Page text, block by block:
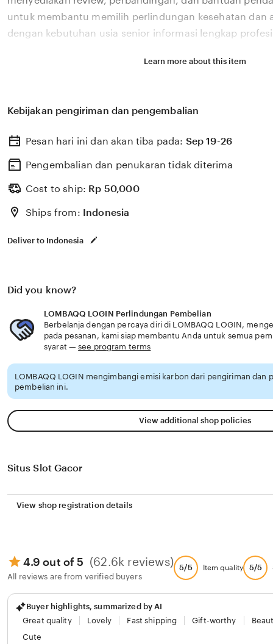
untuk membantu memilih perlindungan kesehatan dan
dengan kebutuhan usia senior informasi lengkap
Situs LOMBAQQ LOGIN layanan cepat premium
dengan kebutuhan usia senior informasi lengkap
Learn more about this item
Kebijakan pengiriman dan pengembalian
Pesan hari ini dan akan tiba pada: Sep 19-26
Pengembalian dan penukaran tidak diterima
Cost to ship: Rp 50,000
Ships from: Indonesia
Deliver to Indonesia
Did you know?
LOMBAQQ LOGIN Perlindungan Pembelian
Berbelanja dengan percaya diri di LOMBAQQ LOGIN,
pada pesanan, kami siap membantu Anda untuk semua
syarat —see program terms
LOMBAQQ LOGIN mengimbangi emisi karbon dari pengiriman dan
pembelian ini.
View additional shop policies
Situs Slot Gacor
View shop registration details
4.9 out of 5 (62.6k reviews)
All reviews are from verified buyers
5/5 Item quality 5/5
Buyer highlights, summarized by AI
Great quality
Lovely Fast shipping Gift-worthy
Cute